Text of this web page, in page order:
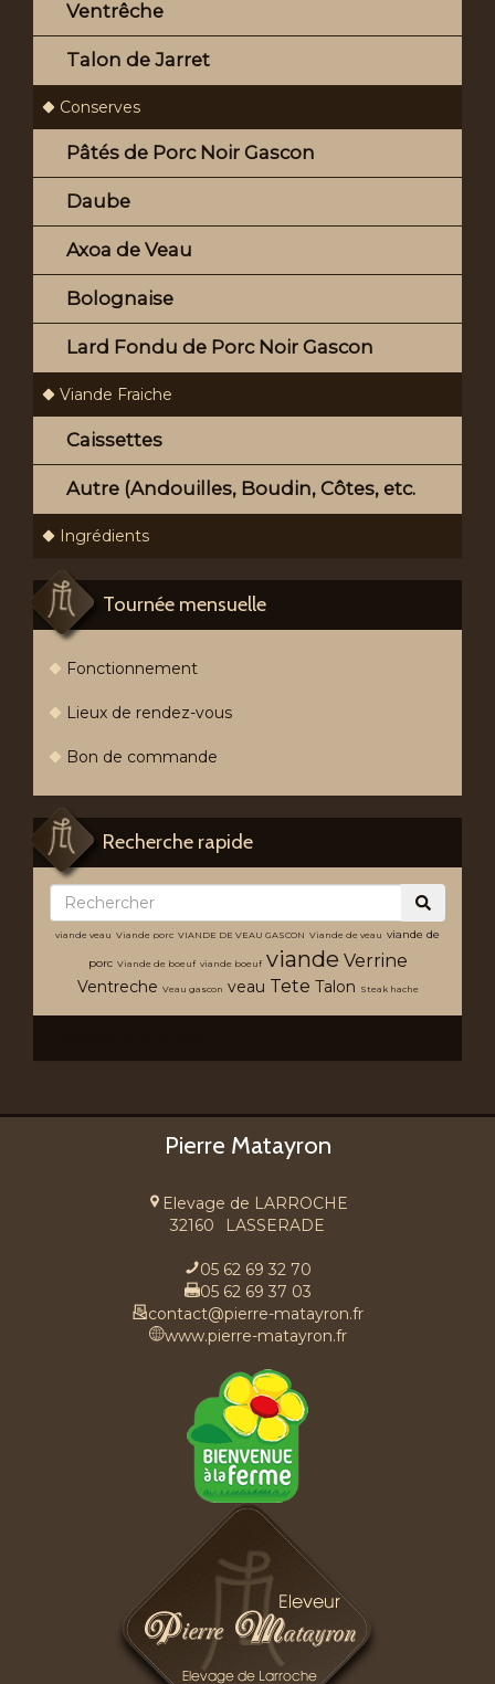
Ventrêche
Talon de Jarret
Conserves
Pâtés de Porc Noir Gascon
Daube
Axoa de Veau
Bolognaise
Lard Fondu de Porc Noir Gascon
Viande Fraiche
Caissettes
Autre (Andouilles, Boudin, Côtes, etc.
Ingrédients
Tournée mensuelle
Fonctionnement
Lieux de rendez-vous
Bon de commande
Recherche rapide
viande veau Viande porc VIANDE DE VEAU GASCON Viande de veau viande de
porc Viande de boeuf viande boeuf viande Verrine
Ventreche Veau gascon veau Tete Talon Steak hache
Pierre Matayron
Elevage de LARROCHE
32160
LASSERADE
05 62 69 32 70
05 62 69 37 03
contact@pierre-matayron.fr
www.pierre-matayron.fr